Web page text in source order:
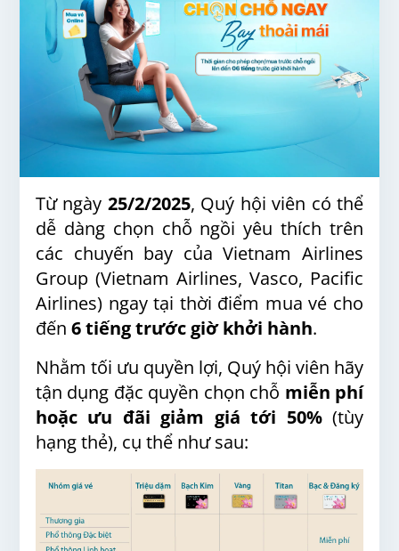
Từ ngày 25/2/2025, Quý hội viên có thể
dễ dàng chọn chỗ ngồi yêu thích trên
các chuyến bay của Vietnam Airlines
Group (Vietnam Airlines, Vasco, Pacific
Airlines) ngay tại thời điểm mua vé cho
đến 6 tiếng trước giờ khởi hành.
Nhằm tối ưu quyền lợi, Quý hội viên hãy
tận dụng đặc quyền chọn chỗ miễn phí
hoặc ưu đãi giảm giá tới 50%(tùy
hạng thẻ), cụ thể như sau: